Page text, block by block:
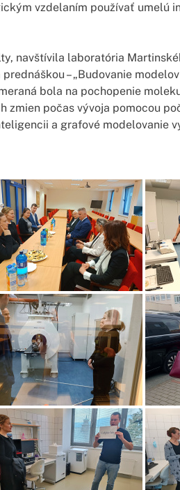
vzdelaním používať umelú
navštívila laboratória
– „Budovanie
bola na pochopenie
zmien počas vývoja pomocou
a grafové modelovanie